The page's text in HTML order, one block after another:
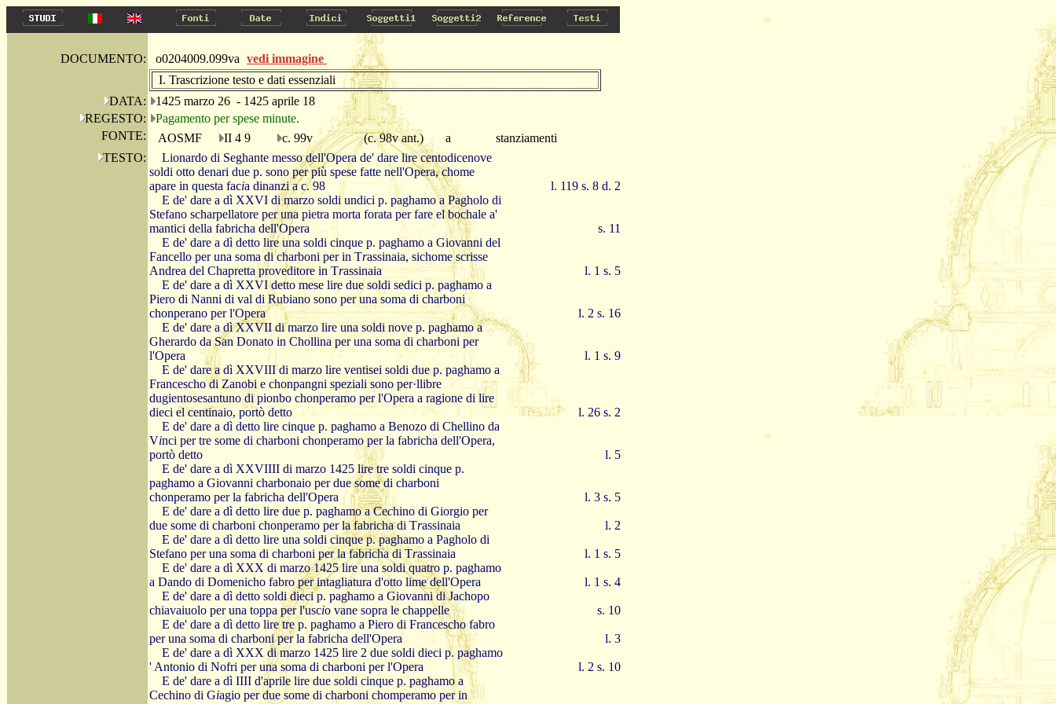
DOCUMENTO: o0204009.099va vedi immagine
I. Trascrizione testo e dati essenziali
DATA:
1425 marzo 26 - 1425 aprile 18
REGESTO:
Pagamento per spese minute.
FONTE:
AOSMF II 4 9 c. 99v (c. 98v ant.) a
stanziamenti
TESTO:
Lionardo di Seghante messo dell'Opera de' dare lire centodicenove
soldi otto denari due p. sono per più spese fatte nell'Opera, chome
apare in questa facia dinanzi a c. 98
l. 119 s. 8 d. 2
E de' dare a dì XXVI di marzo soldi undici p. paghamo a Pagholo di
Stefano scharpellatore per una pietra morta forata per fare el bochale a'
mantici della fabricha dell'Opera
s. 11
E de' dare a dì detto lire una soldi cinque p. paghamo a Giovanni del
Fancello per una soma di charboni per in Trassinaia, sichome scrisse
Andrea del Chapretta proveditore in Trassinaia
l. 1 s. 5
E de' dare a dì XXVI detto mese lire due soldi sedici p. paghamo a
Piero di Nanni di val di Rubiano sono per una soma di charboni
chonperano per l'Opera
l. 2 s. 16
E de' dare a dì XXVII di marzo lire una soldi nove p. paghamo a
Gherardo da San Donato in Chollina per una soma di charboni per
l'Opera
l. 1 s. 9
E de' dare a dì XXVIII di marzo lire ventisei soldi due p. paghamo a
Francescho di Zanobi e chonpangni speziali sono per·llibre
dugientosesantuno di pionbo chonperamo per l'Opera a ragione di lire
dieci el centinaio, portò detto
l. 26 s. 2
E de' dare a dì detto lire cinque p. paghamo a Benozo di Chellino da
Vinci per tre some di charboni chonperamo per la fabricha dell'Opera,
portò detto
l. 5
E de' dare a dì XXVIIII di marzo 1425 lire tre soldi cinque p.
paghamo a Giovanni charbonaio per due some di charboni
chonperamo per la fabricha dell'Opera
l. 3 s. 5
E de' dare a dì detto lire due p. paghamo a Cechino di Giorgio per
due some di charboni chonperamo per la fabricha di Trassinaia
l. 2
E de' dare a dì detto lire una soldi cinque p. paghamo a Pagholo di
Stefano per una soma di charboni per la fabricha di Trassinaia
l. 1 s. 5
E de' dare a dì XXX di marzo 1425 lire una soldi quatro p. paghamo
a Dando di Domenicho fabro per intagliatura d'otto lime dell'Opera
l. 1 s. 4
E de' dare a dì detto soldi dieci p. paghamo a Giovanni di Jachopo
chiavaiuolo per una toppa per l'uscio vane sopra le chappelle
s. 10
E de' dare a dì detto lire tre p. paghamo a Piero di Francescho fabro
per una soma di charboni per la fabricha dell'Opera
l. 3
E de' dare a dì XXX di marzo 1425 lire 2 due soldi dieci p. paghamo
' Antonio di Nofri per una soma di charboni per l'Opera
l. 2 s. 10
E de' dare a dì IIII d'aprile lire due soldi cinque p. paghamo a
Cechino di Giagio per due some di charboni chomperamo per in